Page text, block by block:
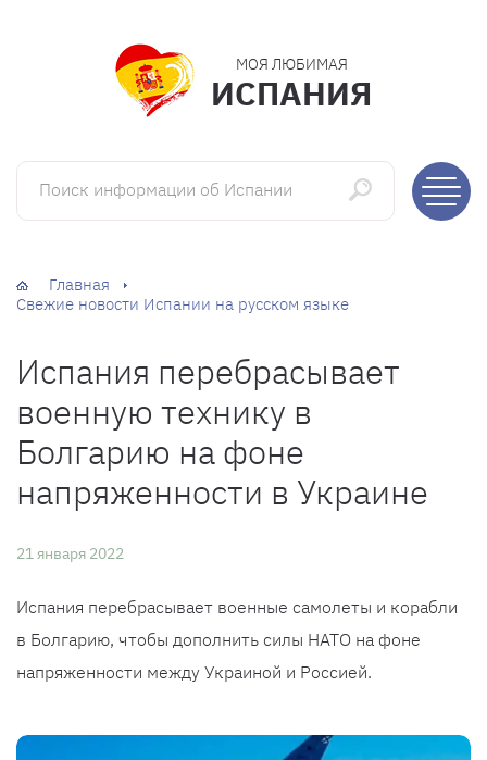
МОЯ ЛЮБИМАЯ
ИСПАНИЯ
Поиск информации об Испании
Главная
Свежие новости Испании на русском языке
Испания перебрасывает
военную технику в
Болгарию на фоне
напряженности в Украине
21 января 2022
Испания перебрасывает военные самолеты и корабли
в Болгарию, чтобы дополнить силы НАТО на фоне
напряженности между Украиной и Россией.